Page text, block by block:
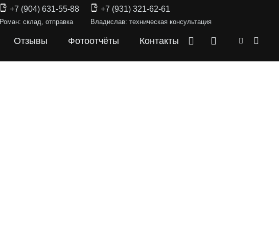
+7 (904) 631-55-88
Роман: склад, отправка
+7 (931) 321-62-61
Владислав: техническая консультация
Отзывы Фотоотчёты Контакты